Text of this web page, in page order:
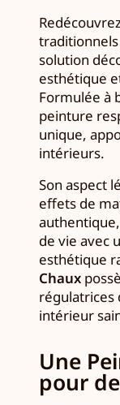
traditionnels
solution
esthétique
Formulée à
peinture
unique,
intérieurs.
Son aspect
effets de
de vie avec
esthétique
Chaux
régulatrices
intérieur
Une
pour